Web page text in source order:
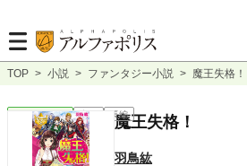
TOP > 小説 > ファンタジー小説 > 魔王失格！
ファンタジー 完結 長編
魔王失格！
羽鳥紘